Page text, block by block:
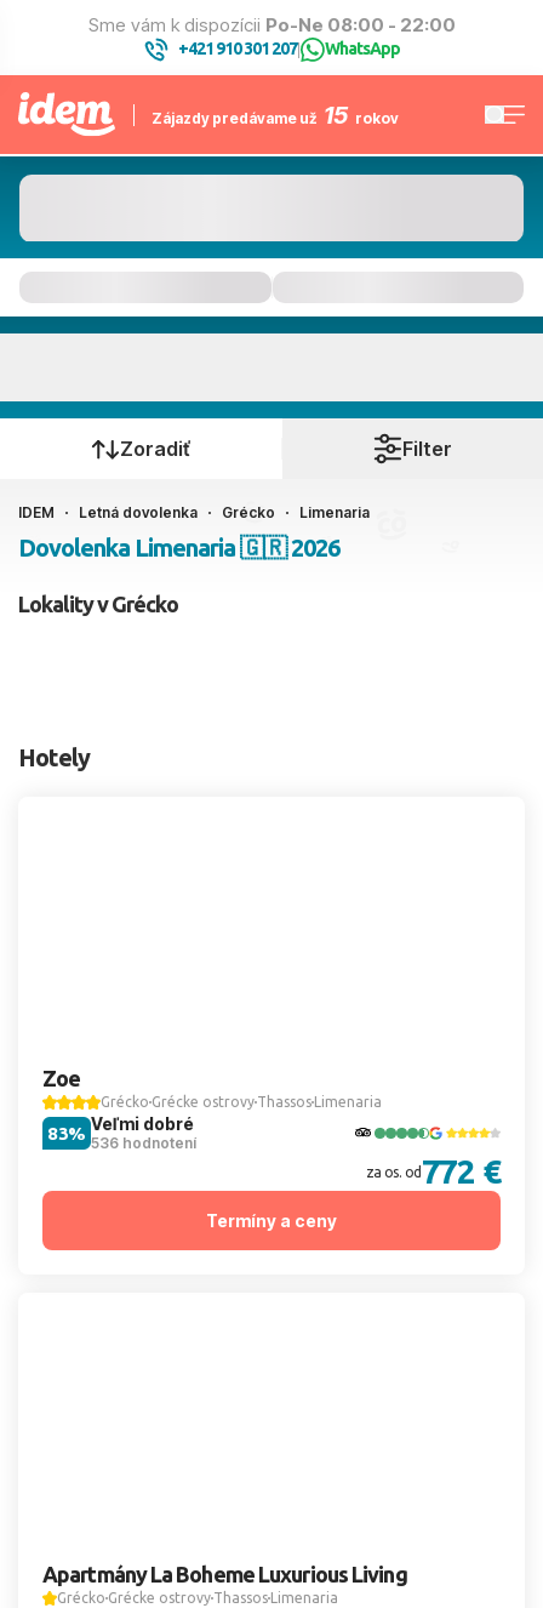
Sme vám k dispozícii Po-Ne 08:00 - 22:00
+421 910 301 207| WhatsApp
Zájazdy predávame už 15 rokov
Kedy cestujete?
Ako cestujete?
2 dospelí, 0 deti
Zoradiť Filter
IDEM Letná dovolenka Grécko Limenaria
Dovolenka Limenaria 🇬🇷 2026
Lokality v Grécko
Hotely
Zoe
Grécko Grécke ostrovy Thassos Limenaria
Veľmi dobré
536 hodnotení
83%
za os. od 772 €
Termíny a ceny
Apartmány La Boheme Luxurious Living
Grécko Grécke ostrovy Thassos Limenaria